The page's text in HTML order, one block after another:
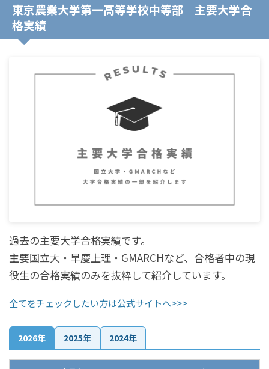
東京農業大学第一高等学校中等部｜主要大学合
格実績
過去の主要大学合格実績です。
主要国立大・早慶上理・GMARCHなど、合格者中の現
役生の合格実績のみを抜粋して紹介しています。
全てをチェックしたい方は公式サイトへ>>>
2026年 2025年 2024年